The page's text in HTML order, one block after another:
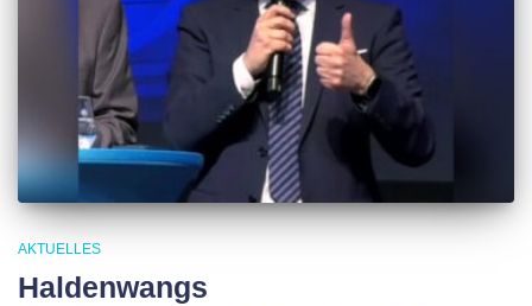
AKTUELLES
Haldenwangs